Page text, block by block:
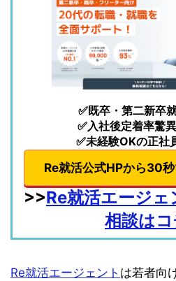
✅既卒・第二新卒
✅入社後定着率驚
✅未経験OKの正社
Re就活公式HPから30
>>Re就活エージ
相談はコ
Re就活エージェント は若者向